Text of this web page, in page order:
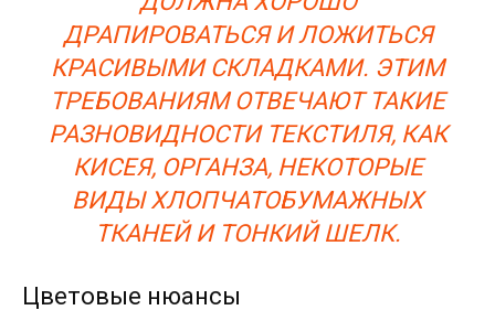
ДРАПИРОВАТЬСЯ И ЛОЖИТЬСЯ
КРАСИВЫМИ СКЛАДКАМИ. ЭТИМ
ТРЕБОВАНИЯМ ОТВЕЧАЮТ ТАКИЕ
РАЗНОВИДНОСТИ ТЕКСТИЛЯ, КАК
КИСЕЯ, ОРГАНЗА, НЕКОТОРЫЕ
ВИДЫ ХЛОПЧАТОБУМАЖНЫХ
ТКАНЕЙ И ТОНКИЙ ШЕЛК.
Цветовые нюансы